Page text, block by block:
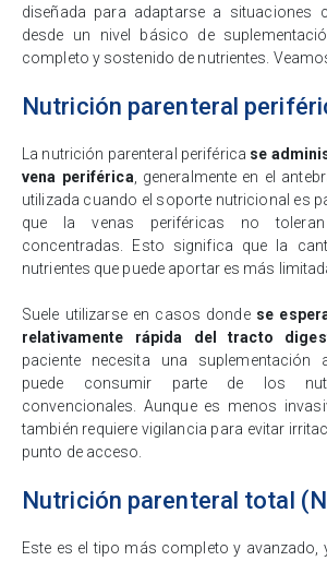
diseñada para adaptarse a situaciones
desde un nivel básico de
completo y sostenido de nutrientes.
Nutrición parenteral
La nutrición parenteral periférica se
vena periférica, generalmente en el
utilizada cuando el soporte nutricional es
que la venas periféricas no
concentradas. Esto significa que la
nutrientes que puede aportar es más
Suele utilizarse en casos donde se
relativamente rápida del tracto
paciente necesita una suplementación
puede consumir parte de los
convencionales. Aunque es menos
también requiere vigilancia para evitar
punto de acceso.
Nutrición parenteral total
Este es el tipo más completo y avanzado,